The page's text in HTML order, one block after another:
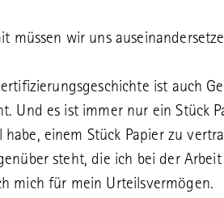
müssen wir uns
ist auch
Und es ist immer nur ein Stück
habe, einem Stück Papier zu
steht, die ich bei der
mich für mein Urteilsvermögen.